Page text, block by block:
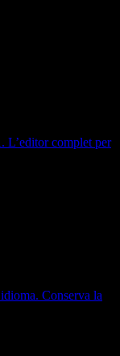
L’editor complet per
Conserva la